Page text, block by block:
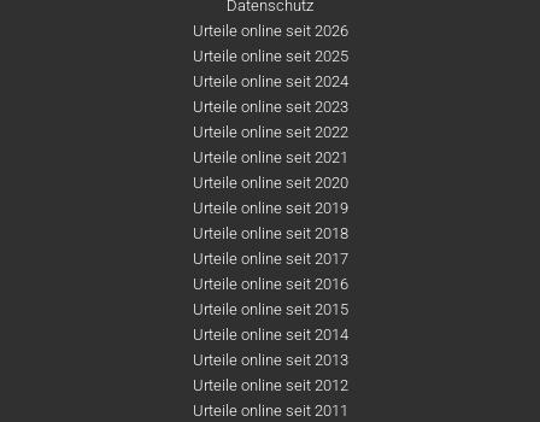
Datenschutz
Urteile online seit 2026
Urteile online seit 2025
Urteile online seit 2024
Urteile online seit 2023
Urteile online seit 2022
Urteile online seit 2021
Urteile online seit 2020
Urteile online seit 2019
Urteile online seit 2018
Urteile online seit 2017
Urteile online seit 2016
Urteile online seit 2015
Urteile online seit 2014
Urteile online seit 2013
Urteile online seit 2012
Urteile online seit 2011